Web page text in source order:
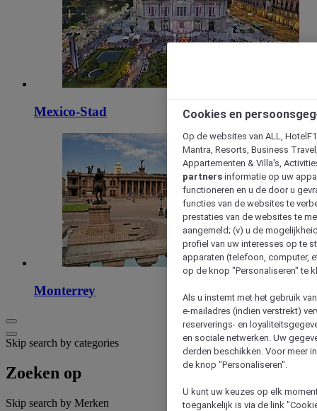
Mexico-Stad
Monterrey
Skip search by categories
Zoeken op
Skip search by Merken
Cookies en
Op de websites van ALL,
Mantra, Resorts, Business
Appartementen & Villa's,
partners informatie op uw
functioneren en u de door u
functies van de websites te
prestaties van de websites te
aangemeld; (v) u de
profiel van uw interesses op te
apparaten (telefoon, computer,
op de knop "Personaliseren" te
Als u instemt met het gebruik
e-mailadres (indien verstrekt)
reserverings- en
en sociale netwerken. Uw
derden beschikken. Voor meer
de knop "Personaliseren".
U kunt uw keuzes op elk
toegankelijk is via de link